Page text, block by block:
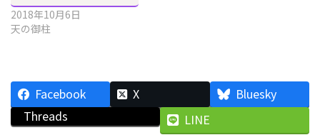
2018年10月6日
天の御柱
Facebook X
Bluesky
Threads
LINE